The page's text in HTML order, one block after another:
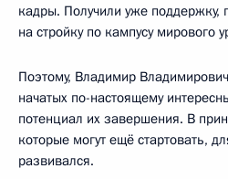
кадры. Получили уже поддержку,
на стройку по кампусу мирового
Поэтому, Владимир
начатых по-настоящему
потенциал их завершения. В
которые могут ещё стартовать,
развивался.